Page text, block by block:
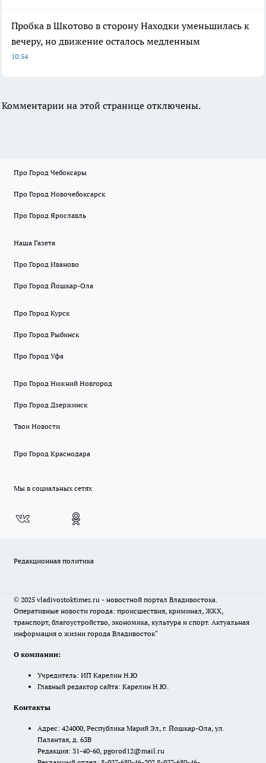
Пробка в Шкотово в сторону Находки уменьшилась к
вечеру, но движение осталось медленным
10:54
Комментарии на этой странице отключены.
Про Город Чебоксары
Про Город Новочебоксарск
Про Город Ярославль
Наша Газета
Про Город Иваново
Про Город Йошкар-Ола
Про Город Курск
Про Город Рыбинск
Про Город Уфа
Про Город Нижний Новгород
Про Город Дзержинск
Твои Новости
Про Город Краснодара
Мы в социальных сетях
Редакционная политика
© 2025 vladivostoktimes.ru - новостной портал Владивостока.
Оперативные новости города: происшествия, криминал, ЖКХ,
транспорт, благоустройство, экономика, культура и спорт. Актуальная
информация о жизни города Владивосток"
О компании:
Учредитель: ИП Карелин Н.Ю
Главный редактор сайта: Карелин Н.Ю.
Контакты
Адрес: 424000, Республика Марий Эл, г. Йошкар-Ола, ул.
Палантая, д. 63В
Редакция: 31-40-60, pgorod12@mail.ru